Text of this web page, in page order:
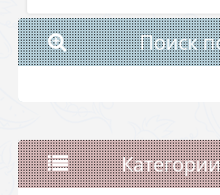
Поиск